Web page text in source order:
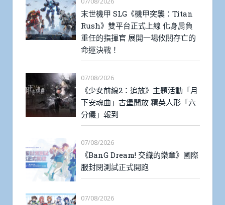
末世機甲 SLG《機甲突襲：Titan
Rush》雙平台正式上線 化身肩負
重任的指揮官 展開一場攸關存亡的
命運決戰！
07/08/2026
《少女前線2：追放》主題活動「月
下安魂曲」古堡開放 精英人形「六
分儀」報到
07/08/2026
《BanG Dream! 交織的樂章》國際
服封閉測試正式開跑
07/08/2026